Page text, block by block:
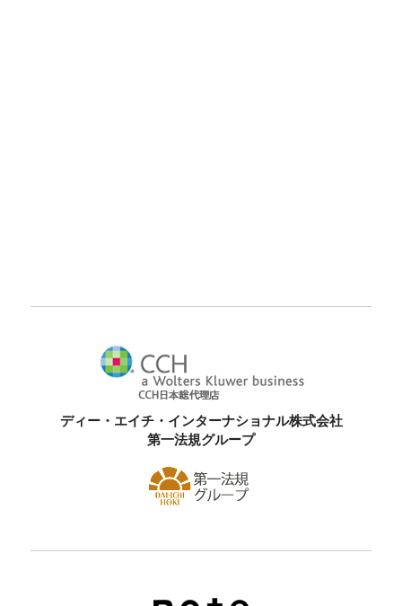
ディー・エイチ・インターナショナル株式会社
第一法規グループ